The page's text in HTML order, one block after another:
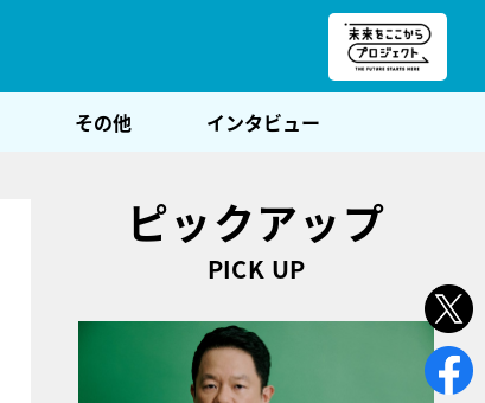
その他 インタビュー
ピックアップ
PICK UP